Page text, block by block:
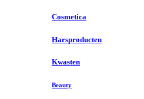
Cosmetica
Harsproducten
Kwasten
Beauty